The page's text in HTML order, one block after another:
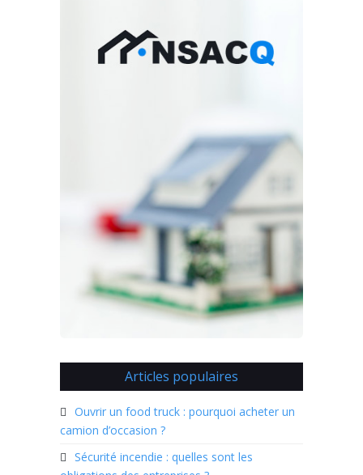
Articles populaires
Ouvrir un food truck : pourquoi acheter un
camion d’occasion ?
Sécurité incendie : quelles sont les